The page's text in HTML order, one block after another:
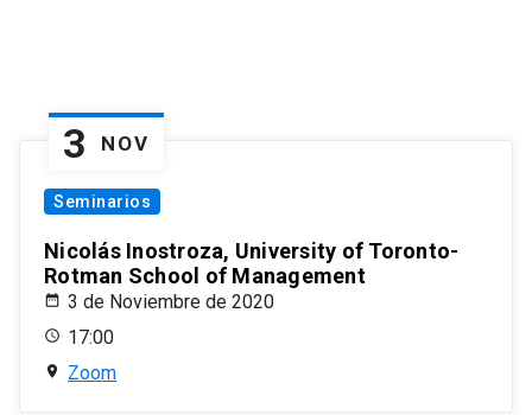
3 NOV
Seminarios
Nicolás Inostroza, University of Toronto-
Rotman School of Management
3 de Noviembre de 2020
17:00
Zoom